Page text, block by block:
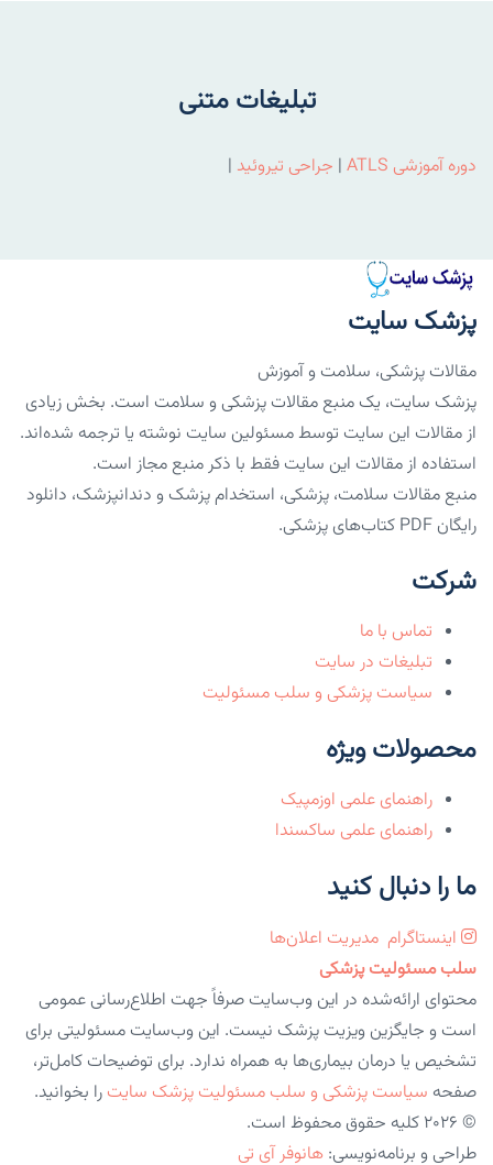
تبلیغات متنی
دوره آموزشی ATLS | جراحی تیروئید |
پزشک سایت
مقالات پزشکی، سلامت و آموزش
پزشک سایت، یک منبع مقالات پزشکی و سلامت است. بخش زیادی
از مقالات این سایت توسط مسئولین سایت نوشته یا ترجمه شده‌اند.
استفاده از مقالات این سایت فقط با ذکر منبع مجاز است.
منبع مقالات سلامت، پزشکی، استخدام پزشک و دندانپزشک، دانلود
رایگان PDF کتاب‌های پزشکی.
شرکت
تماس با ما
تبلیغات در سایت
سیاست پزشکی و سلب مسئولیت
محصولات ویژه
راهنمای علمی اوزمپیک
راهنمای علمی ساکسندا
ما را دنبال کنید
اینستاگرام مدیریت اعلان‌ها
سلب مسئولیت پزشکی
محتوای ارائه‌شده در این وب‌سایت صرفاً جهت اطلاع‌رسانی عمومی
است و جایگزین ویزیت پزشک نیست. این وب‌سایت مسئولیتی برای
تشخیص یا درمان بیماری‌ها به همراه ندارد. برای توضیحات کامل‌تر،
صفحه سیاست پزشکی و سلب مسئولیت پزشک سایت را بخوانید.
© 2026 کلیه حقوق محفوظ است.
طراحی و برنامه‌نویسی: هانوفر آی تی